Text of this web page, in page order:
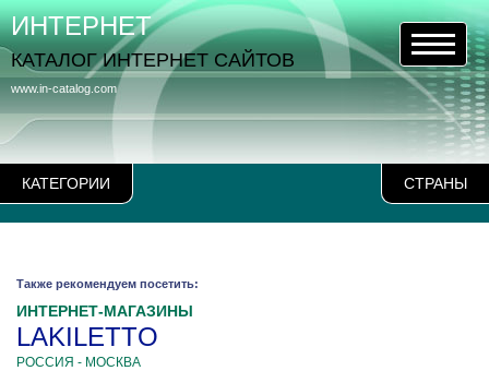
КАТЕГОРИИ СТРАНЫ
www.in-catalog.com
ИНТЕРНЕТ
КАТАЛОГ ИНТЕРНЕТ САЙТОВ
Также рекомендуем посетить:
ИНТЕРНЕТ-МАГАЗИНЫ
LAKILETTO
РОССИЯ - МОСКВА